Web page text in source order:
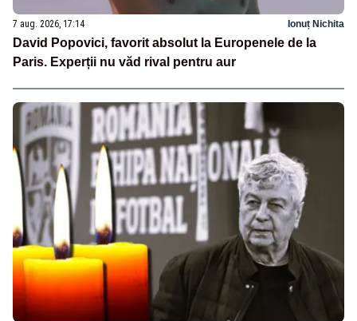
7 aug. 2026, 17:14 Ionuț Nichita
David Popovici, favorit absolut la Europenele de la
Paris. Experții nu văd rival pentru aur